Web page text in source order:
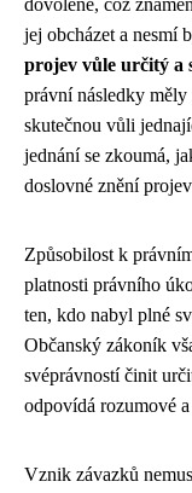
dovolené, což
jej obcházet a nesmí
projev vůle určitý a
právní následky měly
skutečnou vůli
jednání se zkoumá,
doslovné znění
Způsobilost k
platnosti právního
ten, kdo nabyl plné
Občanský zákoník
svéprávností činit
odpovídá rozumové
Vznik závazků